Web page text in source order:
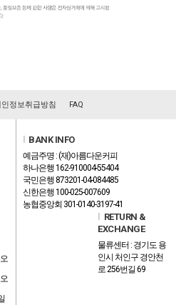
정보취급방침 FAQ
BANK INFO
예금주명 : (재)아름다운커피
하나은행 162-910004-55404
국민은행 873201-04-084485
신한은행 100-025-007609
농협중앙회 301-0140-3197-41
RETURN &
EXCHANGE
물류센터 : 경기도 용
인시 처인구 경안천
로 256번길 69